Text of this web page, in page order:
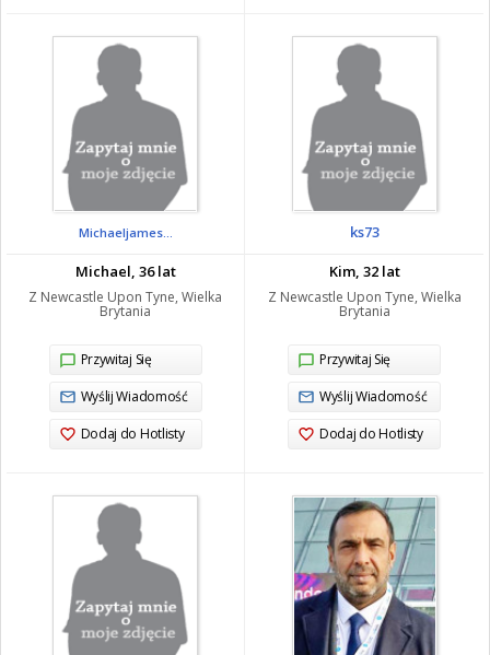
Michaeljames...
Michael, 36 lat
Z Newcastle Upon Tyne, Wielka
Brytania
Przywitaj Się
Wyślij Wiadomość
Dodaj do Hotlisty
ks73
Kim, 32 lat
Z Newcastle Upon Tyne, Wielka
Brytania
Przywitaj Się
Wyślij Wiadomość
Dodaj do Hotlisty